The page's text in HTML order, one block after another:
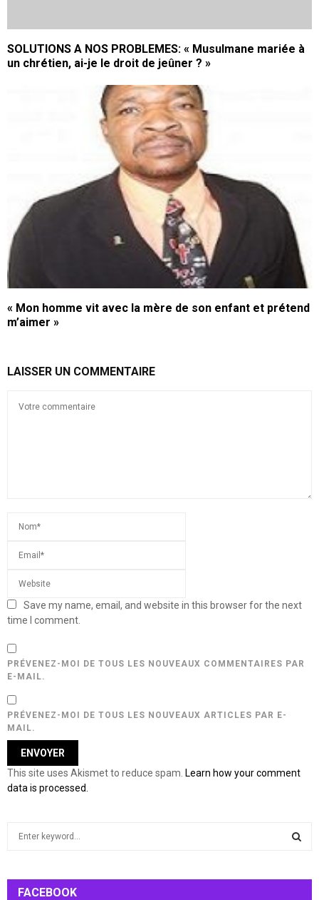
SOLUTIONS A NOS PROBLEMES: « Musulmane mariée à
un chrétien, ai-je le droit de jeûner ? »
« Mon homme vit avec la mère de son enfant et prétend
m’aimer »
LAISSER UN COMMENTAIRE
Save my name, email, and website in this browser for the next
time I comment.
PRÉVENEZ-MOI DE TOUS LES NOUVEAUX COMMENTAIRES PAR
E-MAIL.
PRÉVENEZ-MOI DE TOUS LES NOUVEAUX ARTICLES PAR E-
MAIL.
This site uses Akismet to reduce spam. Learn how your comment
data is processed.
FACEBOOK